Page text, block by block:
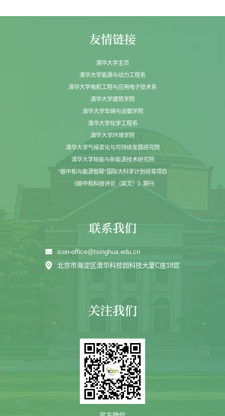
清华大学主页
清华大学能源与动力工程系
清华大学电机工程与应用电子技术系
清华大学建筑学院
清华大学车辆与运载学院
清华大学化学工程系
清华大学环境学院
清华大学气候变化与可持续发展研究院
清华大学核能与新能源技术研究院
“碳中和与能源智联”国际大科学计划培育项目
《碳中和科技评论（英文）》期刊
icon-office@tsinghua.edu.cn
北京市海淀区清华科技园科技大厦C座18层